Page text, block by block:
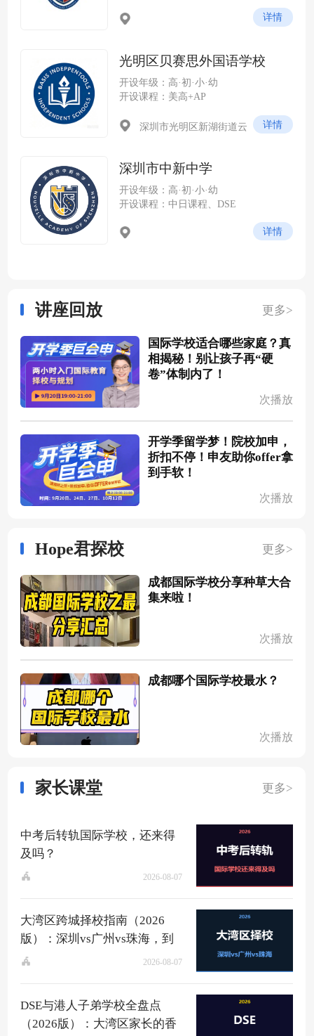
详情
光明区贝赛思外国语学校
开设年级：高·初·小·幼
开设课程：美高+AP
深圳校区）
详情
深圳市中新中学
开设年级：高·初·小·幼
开设课程：中日课程、DSE
详情
讲座回放 更多>
国际学校适合哪些家庭？真
相揭秘！别让孩子再“硬
卷”体制内了！
次播放
开学季留学梦！院校加申，
折扣不停！申友助你offer拿
到手软！
次播放
Hope君探校 更多>
成都国际学校分享种草大合
集来啦！
次播放
成都哪个国际学校最水？
次播放
家长课堂 更多>
中考后转轨国际学校，还来得
及吗？
2026-08-07
大湾区跨城择校指南（2026
版）：深圳vs广州vs珠海，到
底该去哪？
2026-08-07
DSE与港人子弟学校全盘点
（2026版）：大湾区家长的香